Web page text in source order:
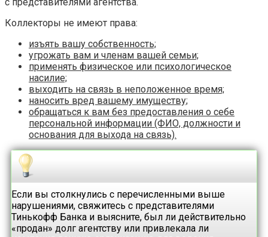
Коллекторы не имеют права:
изъять вашу собственность;
угрожать вам и членам вашей семьи;
применять физическое или психологическое
насилие;
выходить на связь в неположенное время;
наносить вред вашему имуществу;
обращаться к вам без предоставления о себе
персональной информации (ФИО, должности и
основания для выхода на связь).
Если вы столкнулись с перечисленными выше
нарушениями, свяжитесь с представителями
Тинькофф Банка и выясните, был ли действительно
«продан» долг агентству или привлекала ли